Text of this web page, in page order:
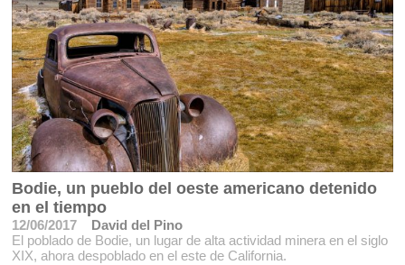
Bodie, un pueblo del oeste americano detenido
en el tiempo
12/06/2017
David del Pino
El poblado de Bodie, un lugar de alta actividad minera en el siglo
XIX, ahora despoblado en el este de California.